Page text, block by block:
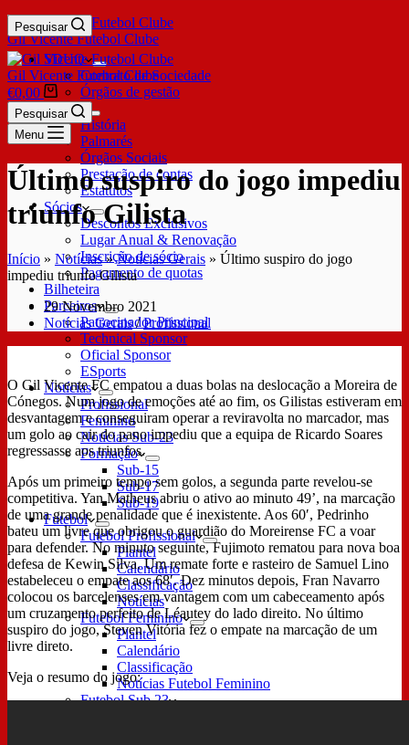
Gil Vicente Futebol Clube
Pesquisar
SDUQ
Contrato de Sociedade
Órgãos de gestão
Clube
História
Palmarés
Órgãos Sociais
Prestação de contas
Estatutos
Sócios
Descontos Exclusivos
Lugar Anual & Renovação
Inscrição de sócio
Pagamento de quotas
Bilheteira
Parceiros
Patrocinador Principal
Technical Sponsor
Oficial Sponsor
ESports
Notícias
Profissional
Feminino
Notícias Sub-23
Formação
Sub-15
Sub-17
Sub-19
Futebol
Futebol Profissional
Plantel
Calendário
Classificação
Notícias
Futebol Feminino
Plantel
Calendário
Classificação
Notícias Futebol Feminino
Futebol Sub 23
Gil Vicente Futebol Clube
€0,00
Pesquisar
Menu
Último suspiro do jogo impediu
triunfo Gilista
Início » Notícias»Notícias Gerais » Último suspiro do jogo
impediu triunfo Gilista
29 Novembro 2021
Notícias Gerais/Profissional
O Gil Vicente FC empatou a duas bolas na deslocação a Moreira de
Cónegos. Num jogo de emoções até ao fim, os Gilistas estiveram em
desvantagem e conseguiram operar a reviravolta no marcador, mas
um golo ao cair do pano impediu que a equipa de Ricardo Soares
regressasse aos triunfos.
Após um primeiro tempo sem golos, a segunda parte revelou-se
competitiva. Yan Matheus abriu o ativo ao minuto 49’, na marcação
de uma grande penalidade que é inexistente. Aos 60′, Pedrinho
bateu um livre que obrigou o guardião do Moreirense FC a voar
para defender. No minuto seguinte, Fujimoto rematou para nova boa
defesa de Kewin Silva. Um remate forte e rasteiro de Samuel Lino
estabeleceu o empate aos 68′. Dez minutos depois, Fran Navarro
colocou os barcelenses em vantagem com um cabeceamento após
um cruzamento perfeito de Léautey do lado direito. No último
suspiro do jogo, Steven Vitória fez o empate na marcação de um
livre direto.
Veja o resumo do jogo: